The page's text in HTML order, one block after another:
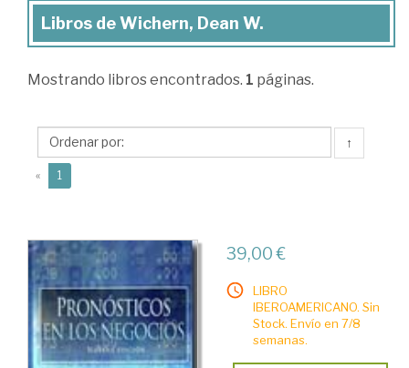
Libros
Wichern,
W.
Libros de Wichern, Dean W.
Mostrando libros encontrados. 1 páginas.
↑
« 1
39,00 €
LIBRO
IBEROAMERICANO. Sin
Stock. Envío en 7/8
semanas.